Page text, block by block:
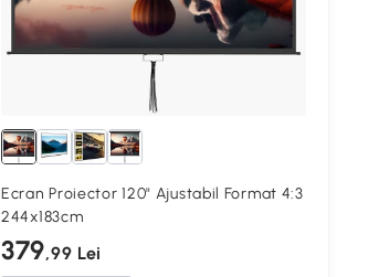
Ecran Proiector 120" Ajustabil Format 4:3
244x183cm
379,99 Lei